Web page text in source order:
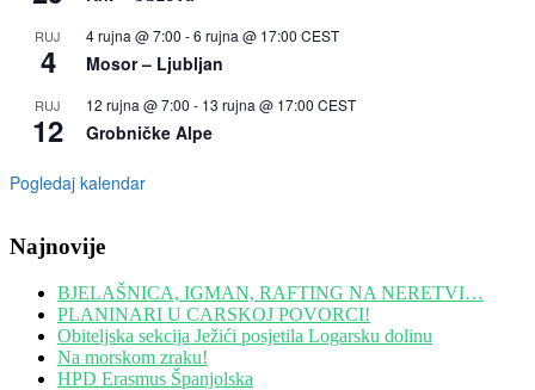
RUJ
4
4 rujna @ 7:00 -6 rujna @ 17:00 CEST
Mosor – Ljubljan
RUJ
12
12 rujna @ 7:00 - 13 rujna @ 17:00 CEST
Grobničke Alpe
Pogledaj kalendar
Najnovije
BJELAŠNICA, IGMAN, RAFTING NA NERETVI…
PLANINARI U CARSKOJ POVORCI!
Obiteljska sekcija Ježići posjetila Logarsku dolinu
Na morskom zraku!
HPD Erasmus Španjolska